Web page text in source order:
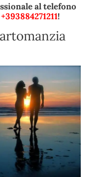
al telefono
+393884271211!